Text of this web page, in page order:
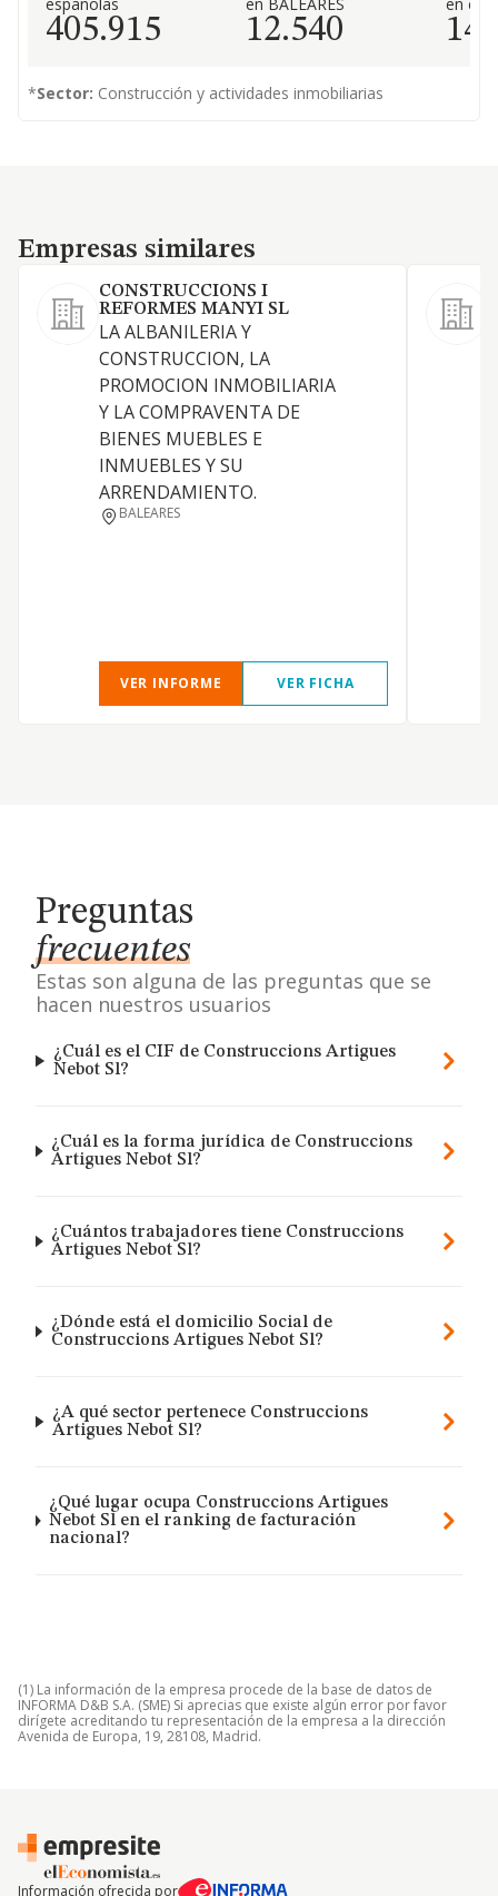
405.915 12.540
*Sector: Construcción y actividades inmobiliarias
Empresas similares
Empresas similares
CONSTRUCCIONS I
REFORMES MANYI SL
LA ALBANILERIA Y
CONSTRUCCION, LA
PROMOCION INMOBILIARIA
Y LA COMPRAVENTA DE
BIENES MUEBLES E
INMUEBLES Y SU
ARRENDAMIENTO.
BALEARES
VER INFORME VER FICHA
Preguntas
frecuentes
Estas son alguna de las preguntas que se
hacen nuestros usuarios
¿Cuál es el CIF de Construccions Artigues
Nebot Sl?
¿Cuál es la forma jurídica de Construccions
Artigues Nebot Sl?
¿Cuántos trabajadores tiene Construccions
Artigues Nebot Sl?
¿Dónde está el domicilio Social de
Construccions Artigues Nebot Sl?
¿A qué sector pertenece Construccions
Artigues Nebot Sl?
¿Qué lugar ocupa Construccions Artigues
Nebot Sl en el ranking de facturación
nacional?
(1) La información de la empresa procede de la base de datos de
INFORMA D&B S.A. (SME) Si aprecias que existe algún error por favor
dirígete acreditando tu representación de la empresa a la dirección
Avenida de Europa, 19, 28108, Madrid.
Información ofrecida por